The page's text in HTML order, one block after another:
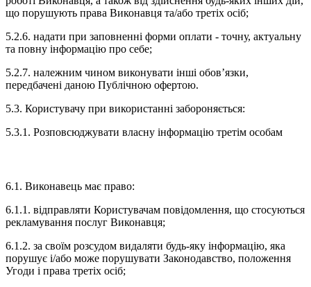
що порушують права Виконавця та/або третіх осіб;
5.2.6. надати при заповненні форми оплати - точну, актуальну
та повну інформацію про себе;
5.2.7. належним чином виконувати інші обов’язки,
передбачені даною Публічною офертою.
5.3. Користувачу при використанні забороняється:
5.3.1. Розповсюджувати власну інформацію третім особам
6.1. Виконавець має право:
6.1.1. відправляти Користувачам повідомлення, що стосуються
рекламування послуг Виконавця;
6.1.2. за своїм розсудом видаляти будь-яку інформацію, яка
порушує і/або може порушувати Законодавство, положення
Угоди і права третіх осіб;